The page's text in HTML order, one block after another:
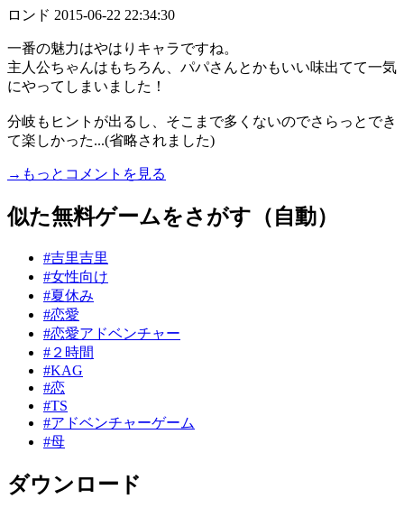
ロンド 2015-06-22 22:34:30
一番の魅力はやはりキャラですね。
主人公ちゃんはもちろん、パパさんとかもいい味出てて一気
にやってしまいました！
分岐もヒントが出るし、そこまで多くないのでさらっとでき
て楽しかった...(省略されました)
→もっとコメントを見る
似た無料ゲームをさがす（自動）
#吉里吉里
#女性向け
#夏休み
#恋愛
#恋愛アドベンチャー
#２時間
#KAG
#恋
#TS
#アドベンチャーゲーム
#母
ダウンロード